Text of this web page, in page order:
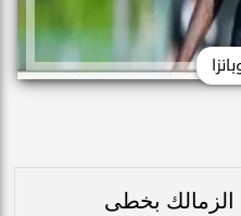
بخطى